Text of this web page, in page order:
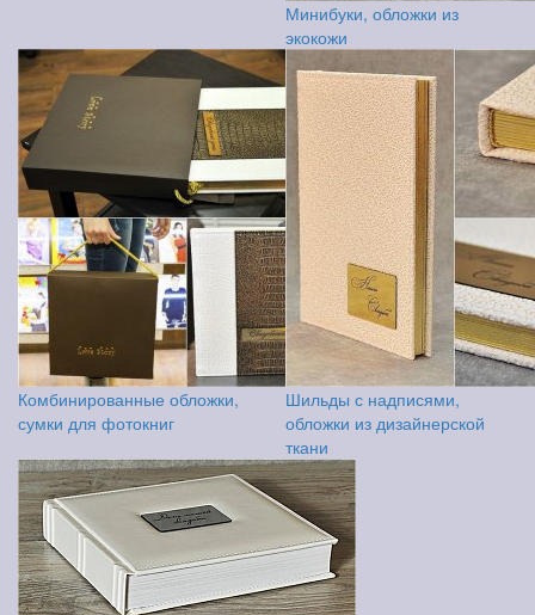
Минибуки, обложки из
экокожи
Комбинированные обложки,
сумки для фотокниг
Шильды с надписями,
обложки из дизайнерской
ткани